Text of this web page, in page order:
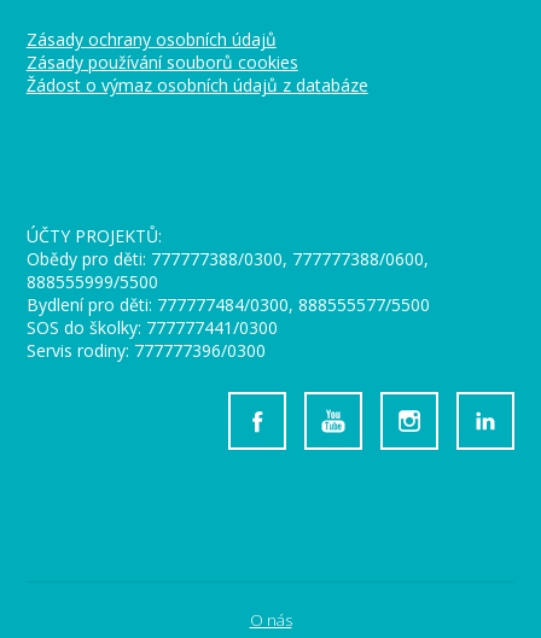
Zásady ochrany osobních údajů
Zásady používání souborů cookies
Žádost o výmaz osobních údajů z databáze
ÚČTY PROJEKTŮ:
Obědy pro děti: 777777388/0300, 777777388/0600,
888555999/5500
Bydlení pro děti: 777777484/0300, 888555577/5500
SOS do školky: 777777441/0300
Servis rodiny: 777777396/0300
O nás